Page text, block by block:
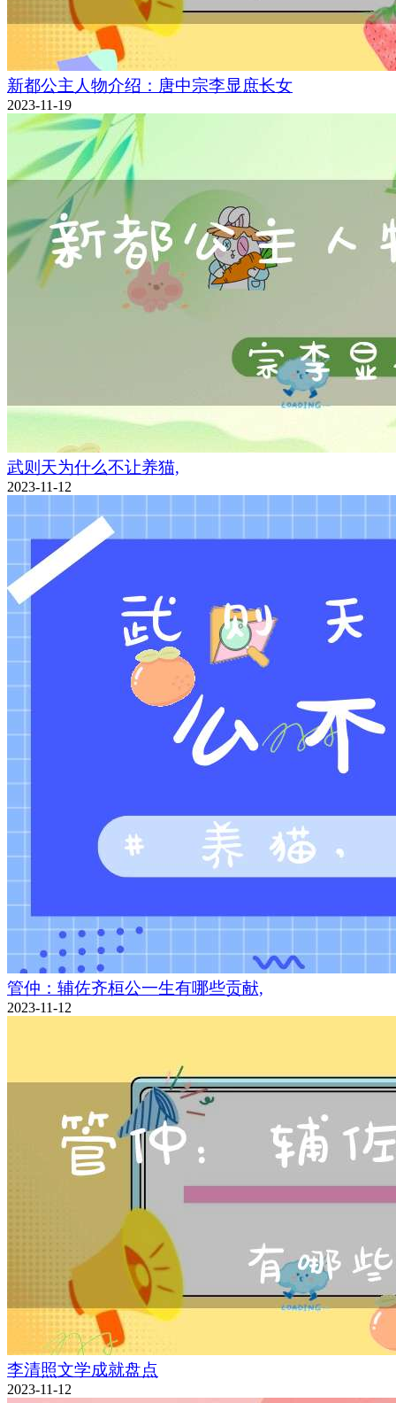
新都公主人物介绍：唐中宗李显庶长女
2023-11-19
武则天为什么不让养猫,
2023-11-12
管仲：辅佐齐桓公一生有哪些贡献,
2023-11-12
李清照文学成就盘点
2023-11-12